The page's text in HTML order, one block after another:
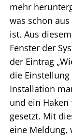
mehr
was schon
ist. Aus
Fenster der
der Eintrag
die
Installation
und ein Haken
gesetzt. Mit
eine Meldung,